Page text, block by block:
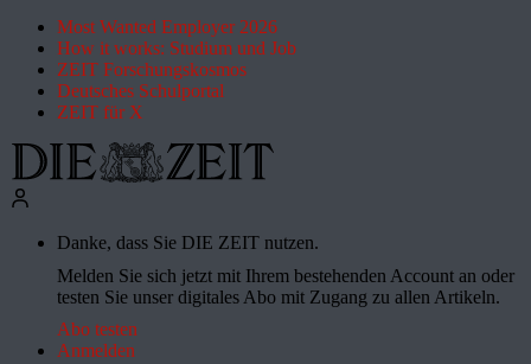
Most Wanted Employer 2026
How it works: Studium und Job
ZEIT Forschungskosmos
Deutsches Schulportal
ZEIT für X
Danke, dass Sie DIE ZEIT nutzen.
Melden Sie sich jetzt mit Ihrem bestehenden Account an oder
testen Sie unser digitales Abo mit Zugang zu allen Artikeln.
Abo testen
Anmelden